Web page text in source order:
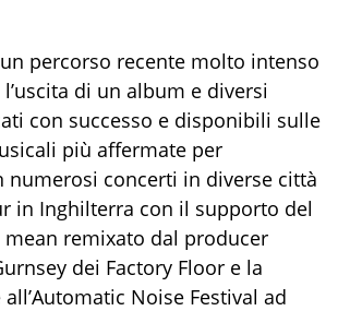
percorso recente molto intenso
di un album e diversi
con successo e disponibili sulle
più affermate per
numerosi concerti in diverse città
in Inghilterra con il supporto del
remixato dal producer
dei Factory Floor e la
Noise Festival ad